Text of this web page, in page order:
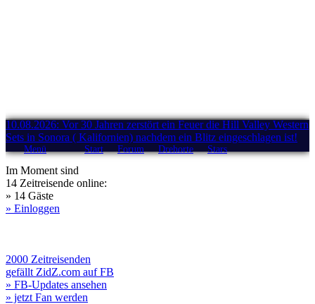
10.08.2026: Vor 30 Jahren zerstört ein Feuer die Hill Valley Western
Sets in Sonora ( Kalifornien) nachdem ein Blitz eingeschlagen ist!
Menü Start Forum Drehorte Stars
Im Moment sind
14 Zeitreisende online:
» 14 Gäste
» Einloggen
2000 Zeitreisenden
gefällt ZidZ.com auf FB
» FB-Updates ansehen
» jetzt Fan werden